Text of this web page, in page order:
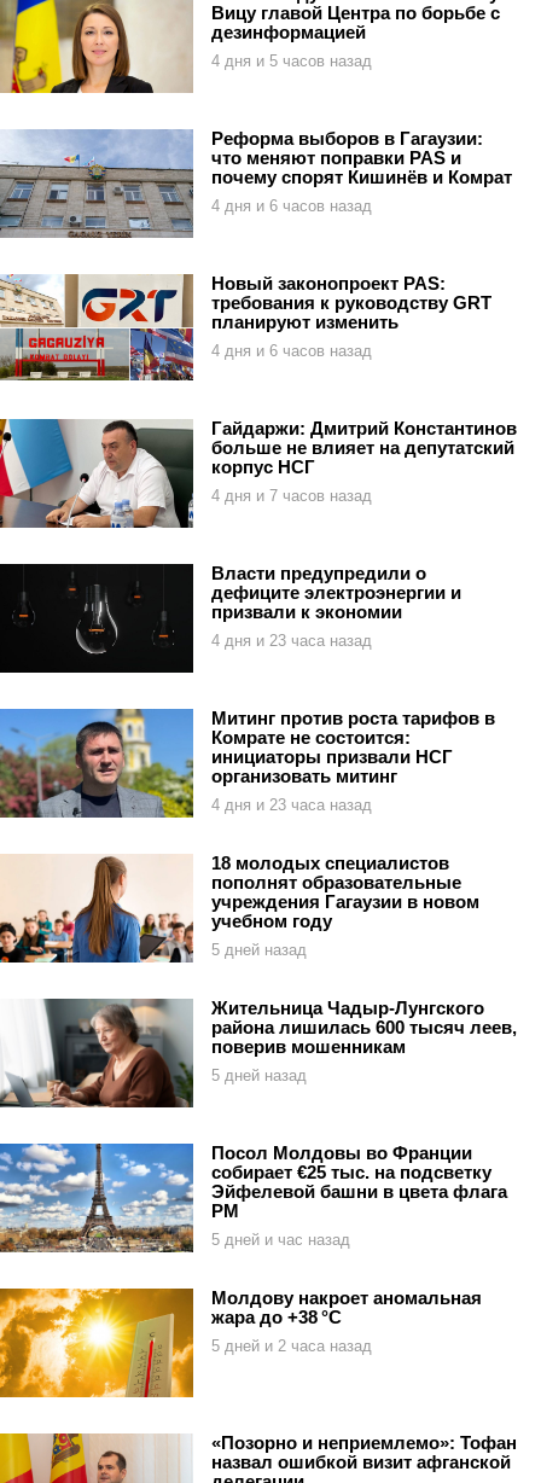
Вицу главой Центра по борьбе с
дезинформацией
4 дня и 5 часов назад
Реформа выборов в Гагаузии:
что меняют поправки PAS и
почему спорят Кишинёв и Комрат
4 дня и 6 часов назад
Новый законопроект PAS:
требования к руководству GRT
планируют изменить
4 дня и 6 часов назад
Гайдаржи: Дмитрий Константинов
больше не влияет на депутатский
корпус НСГ
4 дня и 7 часов назад
Власти предупредили о
дефиците электроэнергии и
призвали к экономии
4 дня и 23 часа назад
Митинг против роста тарифов в
Комрате не состоится:
инициаторы призвали НСГ
организовать митинг
4 дня и 23 часа назад
18 молодых специалистов
пополнят образовательные
учреждения Гагаузии в новом
учебном году
5 дней назад
Жительница Чадыр-Лунгского
района лишилась 600 тысяч леев,
поверив мошенникам
5 дней назад
Посол Молдовы во Франции
собирает €25 тыс. на подсветку
Эйфелевой башни в цвета флага
РМ
5 дней и час назад
Молдову накроет аномальная
жара до +38 °C
5 дней и 2 часа назад
«Позорно и неприемлемо»: Тофан
назвал ошибкой визит афганской